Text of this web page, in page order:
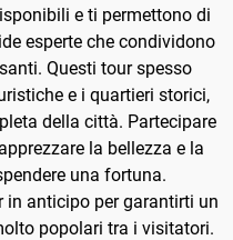
e ti permettono di
esperte che condividono
Questi tour spesso
e i quartieri storici,
della città. Partecipare
la bellezza e la
una fortuna.
in anticipo per garantirti un
popolari tra i visitatori.